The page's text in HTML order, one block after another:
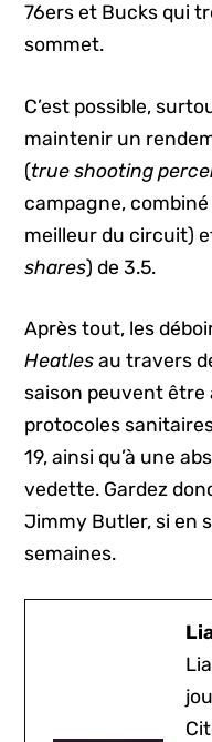
76ers et Bucks qui
sommet.
C’est possible,
maintenir un
(true shooting
campagne, combiné
meilleur du circuit)
shares) de 3.5.
Après tout, les
Heatlesau travers
saison peuvent
protocoles
19, ainsi qu’à une
vedette. Gardez
Jimmy Butler, si en
semaines.